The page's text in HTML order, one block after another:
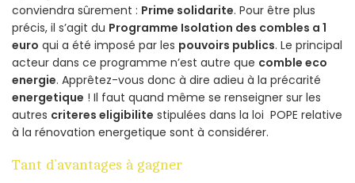
conviendra sûrement : Prime solidarite. Pour être plus
précis, il s’agit du Programme Isolation des combles a 1
euro qui a été imposé par les pouvoirs publics. Le principal
acteur dans ce programme n’est autre que comble eco
energie. Apprêtez-vous donc à dire adieu à la précarité
energetique ! Il faut quand même se renseigner sur les
autres criteres eligibilite stipulées dans la loi POPE relative
à la rénovation energetique sont à considérer.
Tant d’avantages à gagner